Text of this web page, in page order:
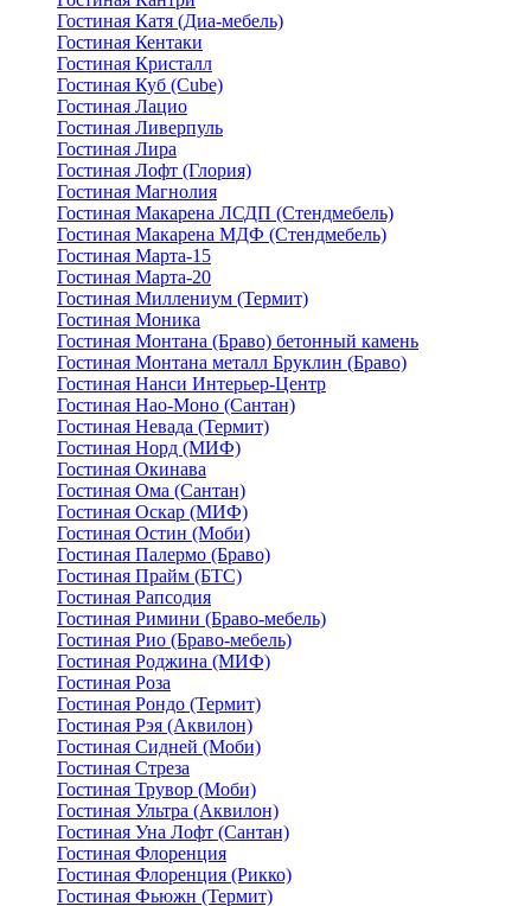
Гостиная Катя (Диа-мебель)
Гостиная Кентаки
Гостиная Кристалл
Гостиная Куб (Cube)
Гостиная Лацио
Гостиная Ливерпуль
Гостиная Лира
Гостиная Лофт (Глория)
Гостиная Магнолия
Гостиная Макарена ЛСДП (Стендмебель)
Гостиная Макарена МДФ (Стендмебель)
Гостиная Марта-15
Гостиная Марта-20
Гостиная Миллениум (Термит)
Гостиная Моника
Гостиная Монтана (Браво) бетонный камень
Гостиная Монтана металл Бруклин (Браво)
Гостиная Нанси Интерьер-Центр
Гостиная Нао-Моно (Сантан)
Гостиная Невада (Термит)
Гостиная Норд (МИФ)
Гостиная Окинава
Гостиная Ома (Сантан)
Гостиная Оскар (МИФ)
Гостиная Остин (Моби)
Гостиная Палермо (Браво)
Гостиная Прайм (БТС)
Гостиная Рапсодия
Гостиная Римини (Браво-мебель)
Гостиная Рио (Браво-мебель)
Гостиная Роджина (МИФ)
Гостиная Роза
Гостиная Рондо (Термит)
Гостиная Рэя (Аквилон)
Гостиная Сидней (Моби)
Гостиная Стреза
Гостиная Трувор (Моби)
Гостиная Ультра (Аквилон)
Гостиная Уна Лофт (Сантан)
Гостиная Флоренция
Гостиная Флоренция (Рикко)
Гостиная Фьюжн (Термит)